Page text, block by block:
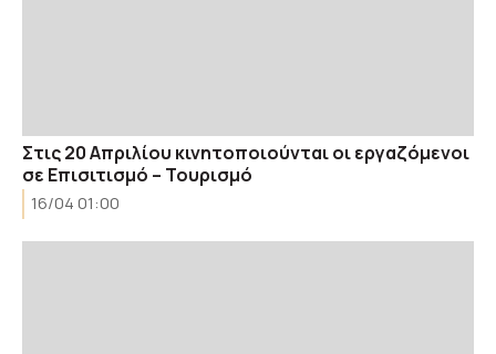
Στις 20 Απριλίου κινητοποιούνται οι εργαζόμενοι
σε Επισιτισμό – Τουρισμό
16/04 01:00